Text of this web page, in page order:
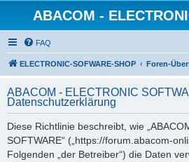
ABACOM -
FAQ
ELECTRONIC-SOFWARE-SHOP Foren-
ABACOM - ELECTRONIC
Datenschutzerklärung
Diese Richtlinie beschreibt, wie
SOFTWARE“ („https://forum.abacom-
Folgenden „der Betreiber“) die Daten